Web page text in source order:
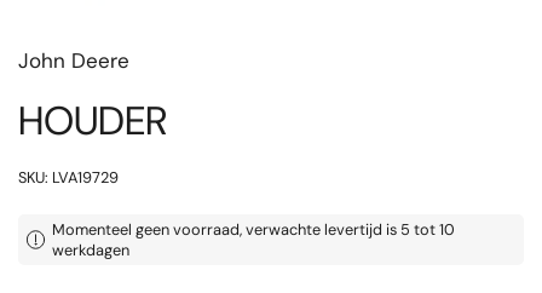
John Deere
HOUDER
SKU: LVA19729
Momenteel geen voorraad, verwachte levertijd is 5 tot 10
werkdagen